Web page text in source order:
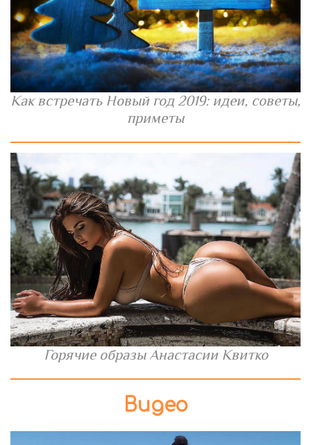
Как встречать Новый год 2019: идеи, советы,
приметы
Горячие образы Анастасии Квитко
Видео